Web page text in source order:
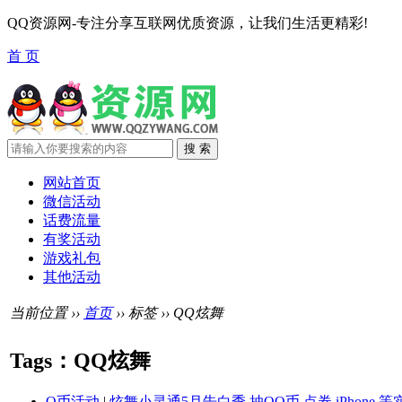
QQ资源网-专注分享互联网优质资源，让我们生活更精彩!
首 页
网站首页
微信活动
话费流量
有奖活动
游戏礼包
其他活动
当前位置 ›› 首页›› 标签 ›› QQ炫舞
Tags：QQ炫舞